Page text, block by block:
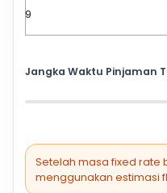
Jangka Waktu Pinjaman
Setelah masa fixed rate
menggunakan estimasi